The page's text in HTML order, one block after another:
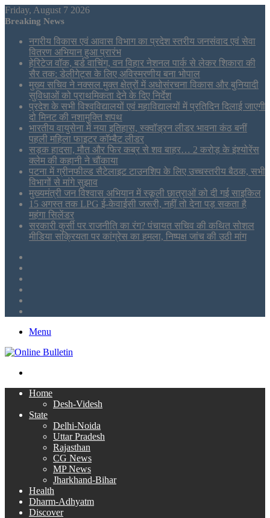
Friday, August 7 2026
Breaking News
नगरीय विकास एवं आवास विभाग का प्रदेश स्तरीय जनसंवाद एवं सेवा
वितरण अभियान हुआ प्रारंभ
हेरिटेज वॉक, बर्ड वाचिंग, वन विहार नेशनल पार्क से लेकर शिकारा की
सैर तक: डेलीगेट्स के लिए अविस्मरणीय बना भोपाल
मुख्य सचिव ने नक्सल मुक्त क्षेत्रों में अधोसंरचना विकास और बुनियादी
सुविधाओं को प्राथमिकता देने के दिए निर्देश
प्रदेश के सभी विश्वविद्यालयों एवं महाविद्यालयों में प्रतिदिन दिलाई जाएगी
दो मिनट की नशामुक्ति शपथ
भारतीय वायुसेना में नया इतिहास, स्क्वॉड्रन लीडर भावना कंठ बनीं
पहली महिला फाइटर कॉम्बैट लीडर
सड़क हादसा, मौत और फिर कब्र से शव बाहर… 2 करोड़ के इंश्योरेंस
क्लेम की कहानी ने चौंकाया
पटना में ग्रीनफील्ड सैटेलाइट टाउनशिप के लिए उच्चस्तरीय बैठक, सभी
विभागों से मांगे सुझाव
मुख्यमंत्री जन विश्वास अभियान में स्कूली छात्राओं को दी गई साइकिल
15 अगस्त तक LPG ई-केवाईसी जरूरी, नहीं तो देना पड़ सकता है
महंगा सिलेंडर
सरकारी कुर्सी पर राजनीति का रंग? पंचायत सचिव की कथित सोशल
मीडिया सक्रियता पर कांग्रेस का हमला, निष्पक्ष जांच की उठी मांग
Menu
Home
Desh-Videsh
State
Delhi-Noida
Uttar Pradesh
Rajasthan
CG News
MP News
Jharkhand-Bihar
Health
Dharm-Adhyatm
Discover